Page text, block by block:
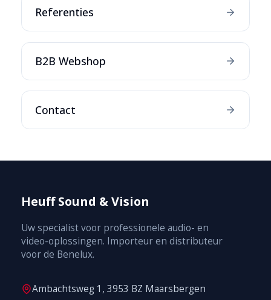
Referenties
B2B Webshop
Contact
Heuff Sound & Vision
Uw specialist voor professionele audio- en
video-oplossingen. Importeur en distributeur
voor de Benelux.
Ambachtsweg 1, 3953 BZ Maarsbergen